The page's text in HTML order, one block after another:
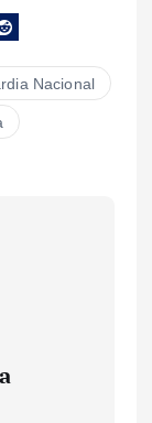
Nacional